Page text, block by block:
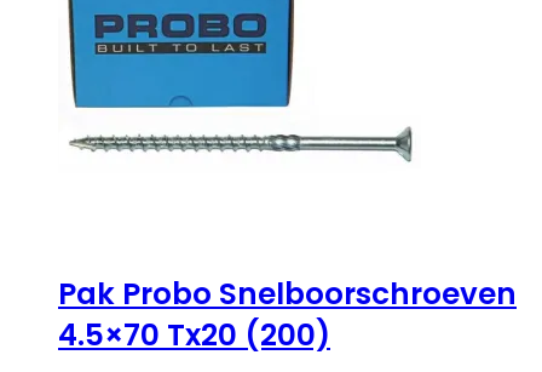
Pak Probo Snelboorschroeven
4.5×70 Tx20 (200)